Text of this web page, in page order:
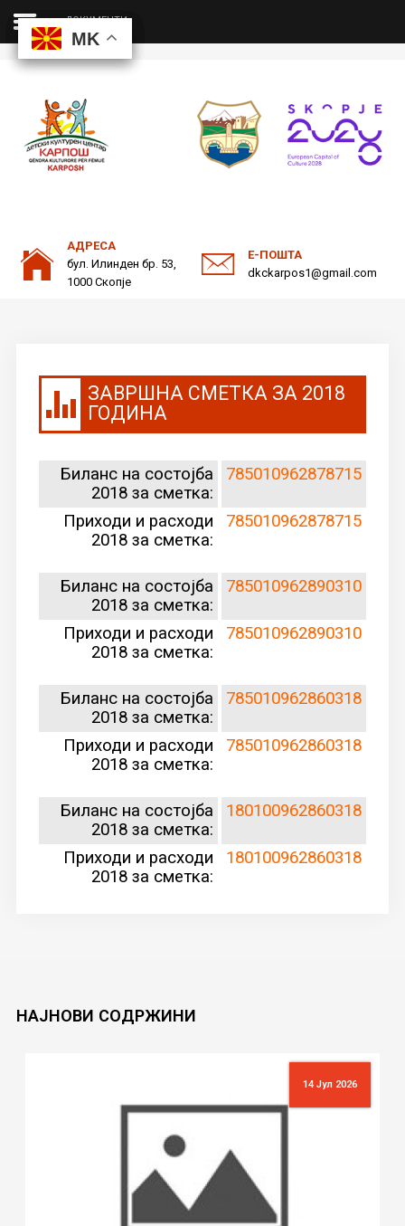
MK
MK
ДКЦ
ОДНОСИ СО ЈАВНОСТ
ДОКУМЕНТИ
MK
MK
АДРЕСА
бул. Илинден бр. 53,
1000 Скопје
Е-ПОШТА
dkckarpos1@gmail.com
Пребарајте на нашата веб страна
ЗАВРШНА СМЕТКА ЗА 2018
ГОДИНА
Биланс на состојба
2018 за сметка:
785010962878715
Приходи и расходи
2018 за сметка:
785010962878715
Биланс на состојба
2018 за сметка:
785010962890310
Приходи и расходи
2018 за сметка:
785010962890310
Биланс на состојба
2018 за сметка:
785010962860318
Приходи и расходи
2018 за сметка:
785010962860318
Биланс на состојба
2018 за сметка:
180100962860318
Приходи и расходи
2018 за сметка:
180100962860318
НАЈНОВИ СОДРЖИНИ
14 Јул 2026